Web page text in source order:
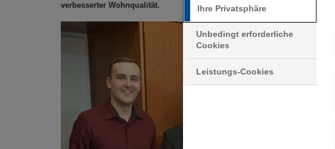
verbesserter Wohnqualität.
Ihre Privatsphäre
Unbedingt erforderliche
Cookies
Leistungs-Cookies